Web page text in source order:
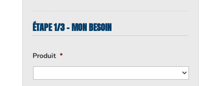
ÉTAPE 1/3 - MON BESOIN
Produit *